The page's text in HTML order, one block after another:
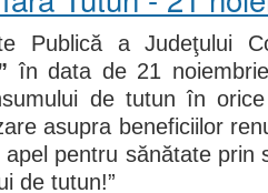
Publică a Judeţului
în data de 21
de tutun în
asupra beneficiilor
pentru sănătate prin
de tutun!”